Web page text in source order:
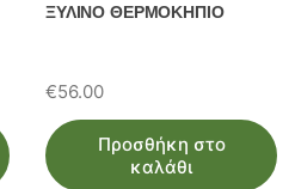
ΞΥΛΙΝΟ ΘΕΡΜΟΚΗΠΙΟ
€56.00
Προσθήκη στο
καλάθι